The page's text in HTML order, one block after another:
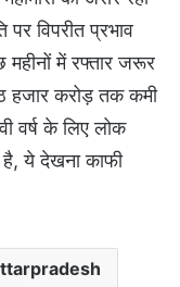
विपरीत प्रभाव
में रफ्तार जरूर
हजार करोड़ तक कमी
वर्ष के लिए लोक
ये देखना काफी